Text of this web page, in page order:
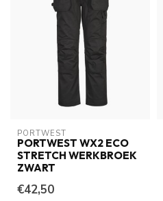
PORTWEST
PORTWEST WX2 ECO
STRETCH WERKBROEK
ZWART
€42,50